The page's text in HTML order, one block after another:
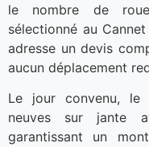
le nombre de
sélectionné au
adresse un devis
aucun déplacement
Le jour convenu, le
neuves sur jante
garantissant un